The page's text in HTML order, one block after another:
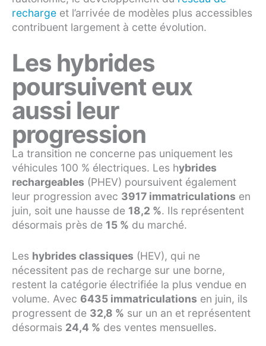
recharge et l’arrivée de modèles plus accessibles
contribuent largement à cette évolution.
Les hybrides
poursuivent eux
aussi leur
progression
La transition ne concerne pas uniquement les
véhicules 100 % électriques. Les hybrides
rechargeables (PHEV) poursuivent également
leur progression avec 3917 immatriculations en
juin, soit une hausse de 18,2 %. Ils représentent
désormais près de 15 % du marché.
Les hybrides classiques (HEV), qui ne
nécessitent pas de recharge sur une borne,
restent la catégorie électrifiée la plus vendue en
volume. Avec 6435 immatriculations en juin, ils
progressent de 32,8 % sur un an et représentent
désormais 24,4 % des ventes mensuelles.